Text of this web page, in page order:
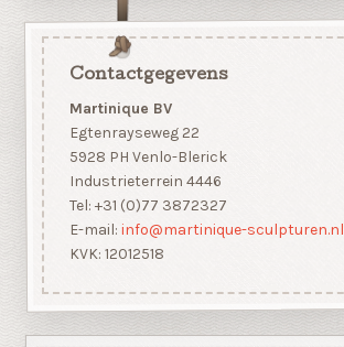
Contactgegevens
Martinique BV
Egtenrayseweg 22
5928 PH Venlo-Blerick
Industrieterrein 4446
Tel: +31 (0)77 3872327
E-mail: info@martinique-sculpturen.nl
KVK: 12012518